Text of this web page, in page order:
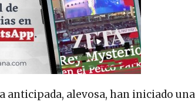
anticipada, alevosa, han iniciado